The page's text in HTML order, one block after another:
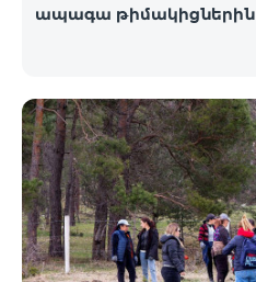
ապագա թիմակիցներին